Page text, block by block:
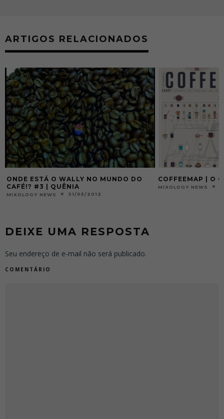
ARTIGOS RELACIONADOS
COFFEEMAP | O GUIA PRÁTICO DO CAFÉ
MIXOLOGY NEWS
ROTA DO
DEIXE UMA RESPOSTA
Seu endereço de e-mail não será publicado.
COMENTÁRIO